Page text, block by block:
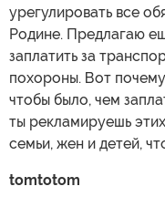
урегулировать все
Родине. Предлагаю
заплатить за
похороны. Вот
чтобы было, чем
ты рекламируешь
семьи, жен и детей,
tomtotom